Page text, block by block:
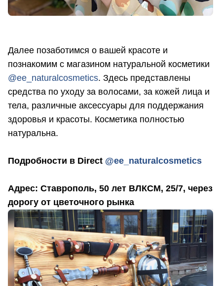
Далее позаботимся о вашей красоте и
познакомим с магазином натуральной косметики
@ee_naturalcosmetics. Здесь представлены
средства по уходу за волосами, за кожей лица и
тела, различные аксессуары для поддержания
здоровья и красоты. Косметика полностью
натуральна.
Подробности в Direct @ee_naturalcosmetics
Адрес: Ставрополь, 50 лет ВЛКСМ, 25/7, через
дорогу от цветочного рынка